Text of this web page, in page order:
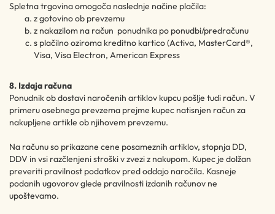
Spletna trgovina omogoča naslednje načine plačila:
z gotovino ob prevzemu
z nakazilom na račun ponudnika po ponudbi/predračunu
s plačilno oziroma kreditno kartico (Activa, MasterCard®,
Visa, Visa Electron, American Express
8. Izdaja računa
Ponudnik ob dostavi naročenih artiklov kupcu pošlje tudi račun. V
primeru osebnega prevzema prejme kupec natisnjen račun za
nakupljene artikle ob njihovem prevzemu.
Na računu so prikazane cene posameznih artiklov, stopnja DD,
DDV in vsi razčlenjeni stroški v zvezi z nakupom. Kupec je dolžan
preveriti pravilnost podatkov pred oddajo naročila. Kasneje
podanih ugovorov glede pravilnosti izdanih računov ne
upoštevamo.